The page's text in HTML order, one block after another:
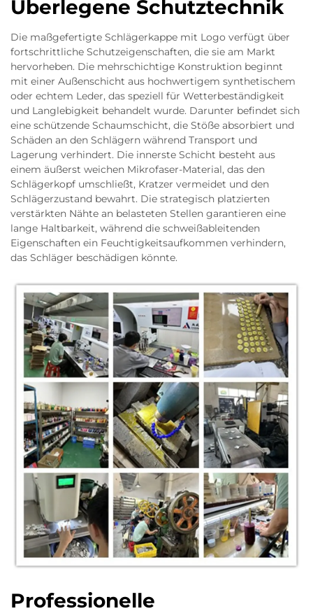
Überlegene Schutztechnik
Die maßgefertigte Schlägerkappe mit Logo verfügt über
fortschrittliche Schutzeigenschaften, die sie am Markt
hervorheben. Die mehrschichtige Konstruktion beginnt
mit einer Außenschicht aus hochwertigem synthetischem
oder echtem Leder, das speziell für Wetterbeständigkeit
und Langlebigkeit behandelt wurde. Darunter befindet sich
eine schützende Schaumschicht, die Stöße absorbiert und
Schäden an den Schlägern während Transport und
Lagerung verhindert. Die innerste Schicht besteht aus
einem äußerst weichen Mikrofaser-Material, das den
Schlägerkopf umschließt, Kratzer vermeidet und den
Schlägerzustand bewahrt. Die strategisch platzierten
verstärkten Nähte an belasteten Stellen garantieren eine
lange Haltbarkeit, während die schweißableitenden
Eigenschaften ein Feuchtigkeitsaufkommen verhindern,
das Schläger beschädigen könnte.
Professionelle